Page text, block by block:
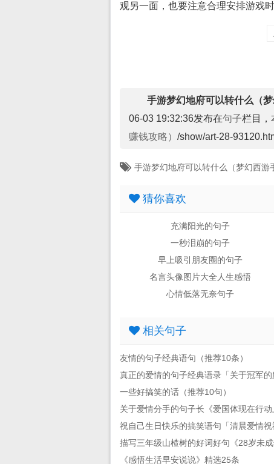
观另一面，也要注意合理安排游戏
手游梦幻地府可以转什么（
06-03 19:32:36发布在句子栏目，
赚钱攻略） /show/art-28-
手游梦幻地府可以转什么（梦幻西游
猜你喜欢
充满阳光的句子
一秒泪崩的句子
早上吸引朋友圈的句子
名言头像图片大全人生感悟
心情低落无奈句子
相关句子
友情的句子经典语句（推荐10条）
真正的爱情的句子经典语录「关于冠军的
一些好搞笑的话（推荐10句）
关于爱情分手的句子长《爱国体现在行动
祝自己生日快乐的搞笑语句「清晨爱情祝
描写三年级山楂树的好词好句《28岁未成
《感悟生活早安说说》精选25条